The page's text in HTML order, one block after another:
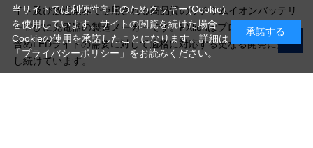
イト及び放送業界で使用される高品質のリチウムイオンバッテリ
ー並びに充電器の製造メーカーです。FXlionはプロ用のカメラを
含めLEDライトの需要に対して適格に対応する更なる開発に努力
し続けています。
当サイトでは利便性向上のためクッキー(Cookie)
を使用しています。サイトの閲覧を続けた場合
Cookieの使用を承諾したことになります。詳細は
「プライバシーポリシー」 をお読みください。
承諾する